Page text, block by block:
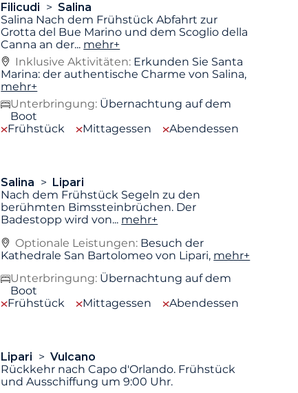
Filicudi
Salina
Salina Nach dem Frühstück Abfahrt zur
Grotta del Bue Marino und dem Scoglio della
Canna an der... mehr+
Inklusive Aktivitäten: Erkunden Sie Santa
Marina: der authentische Charme von Salina,
mehr+
Unterbringung: Übernachtung auf dem
Boot
Frühstück
Mittagessen Abendessen
Salina
Lipari
Nach dem Frühstück Segeln zu den
berühmten Bimssteinbrüchen. Der
Badestopp wird von... mehr+
Optionale Leistungen: Besuch der
Kathedrale San Bartolomeo von Lipari, mehr+
Unterbringung: Übernachtung auf dem
Boot
Frühstück
Mittagessen Abendessen
Lipari
Vulcano
Rückkehr nach Capo d'Orlando. Frühstück
und Ausschiffung um 9:00 Uhr.